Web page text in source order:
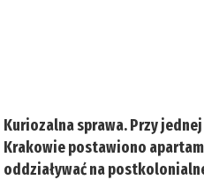
Kuriozalna sprawa. Przy
Krakowie postawiono
oddziaływać na